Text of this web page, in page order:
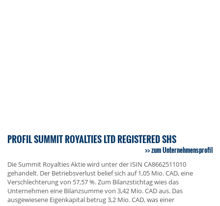
PROFIL SUMMIT ROYALTIES LTD REGISTERED SHS
zum Unternehmensprofil
Die Summit Royalties Aktie wird unter der ISIN CA8662511010
gehandelt. Der Betriebsverlust belief sich auf 1,05 Mio. CAD, eine
Verschlechterung von 57,57 %. Zum Bilanzstichtag wies das
Unternehmen eine Bilanzsumme von 3,42 Mio. CAD aus. Das
ausgewiesene Eigenkapital betrug 3,2 Mio. CAD, was einer